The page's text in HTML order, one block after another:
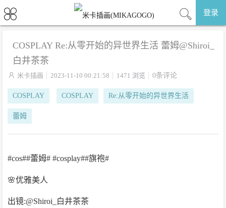
登录
COSPLAY Re:从零开始的异世界生活 蕾姆@Shiroi_
白井茶茶
 米卡插画 2023-11-10 00:21:58 1471 浏览 0条评论
COSPLAY COSPLAY Re:从零开始的异世界生活
蕾姆
#cos##蕾姆# #cosplay##旗袍#
🌸优雅美人
出镜:@Shiroi_白井茶茶